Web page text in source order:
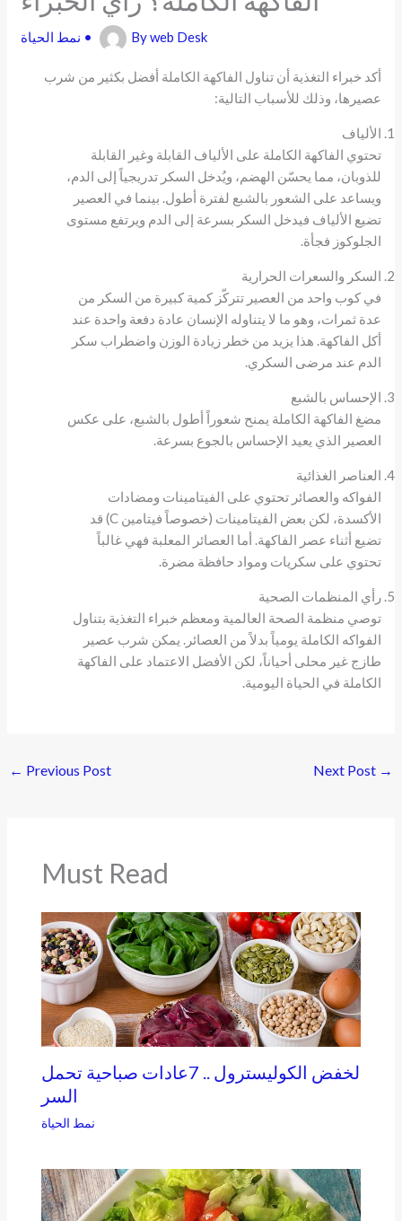
نمط الحياة • Byweb Desk
أكد خبراء التغذية أن تناول الفاكهة الكاملة أفضل بكثير من شرب
عصيرها، وذلك للأسباب التالية:
الألياف
تحتوي الفاكهة الكاملة على الألياف القابلة وغير القابلة
للذوبان، مما يحسّن الهضم، ويُدخل السكر تدريجياً إلى الدم،
ويساعد على الشعور بالشبع لفترة أطول. بينما في العصير
تضيع الألياف فيدخل السكر بسرعة إلى الدم ويرتفع مستوى
الجلوكوز فجأة.
السكر والسعرات الحرارية
في كوب واحد من العصير تتركّز كمية كبيرة من السكر من
عدة ثمرات، وهو ما لا يتناوله الإنسان عادة دفعة واحدة عند
أكل الفاكهة. هذا يزيد من خطر زيادة الوزن واضطراب سكر
الدم عند مرضى السكري.
الإحساس بالشبع
مضغ الفاكهة الكاملة يمنح شعوراً أطول بالشبع، على عكس
العصير الذي يعيد الإحساس بالجوع بسرعة.
العناصر الغذائية
الفواكه والعصائر تحتوي على الفيتامينات ومضادات
الأكسدة، لكن بعض الفيتامينات (خصوصاً فيتامين C) قد
تضيع أثناء عصر الفاكهة. أما العصائر المعلبة فهي غالباً
تحتوي على سكريات ومواد حافظة مضرة.
رأي المنظمات الصحية
توصي منظمة الصحة العالمية ومعظم خبراء التغذية بتناول
الفواكه الكاملة يومياً بدلاً من العصائر. يمكن شرب عصير
طازج غير محلى أحياناً، لكن الأفضل الاعتماد على الفاكهة
الكاملة في الحياة اليومية.
← Previous Post Next Post →
Must Read
لخفض الكوليسترول .. 7عادات صباحية تحمل
السر
نمط الحياة